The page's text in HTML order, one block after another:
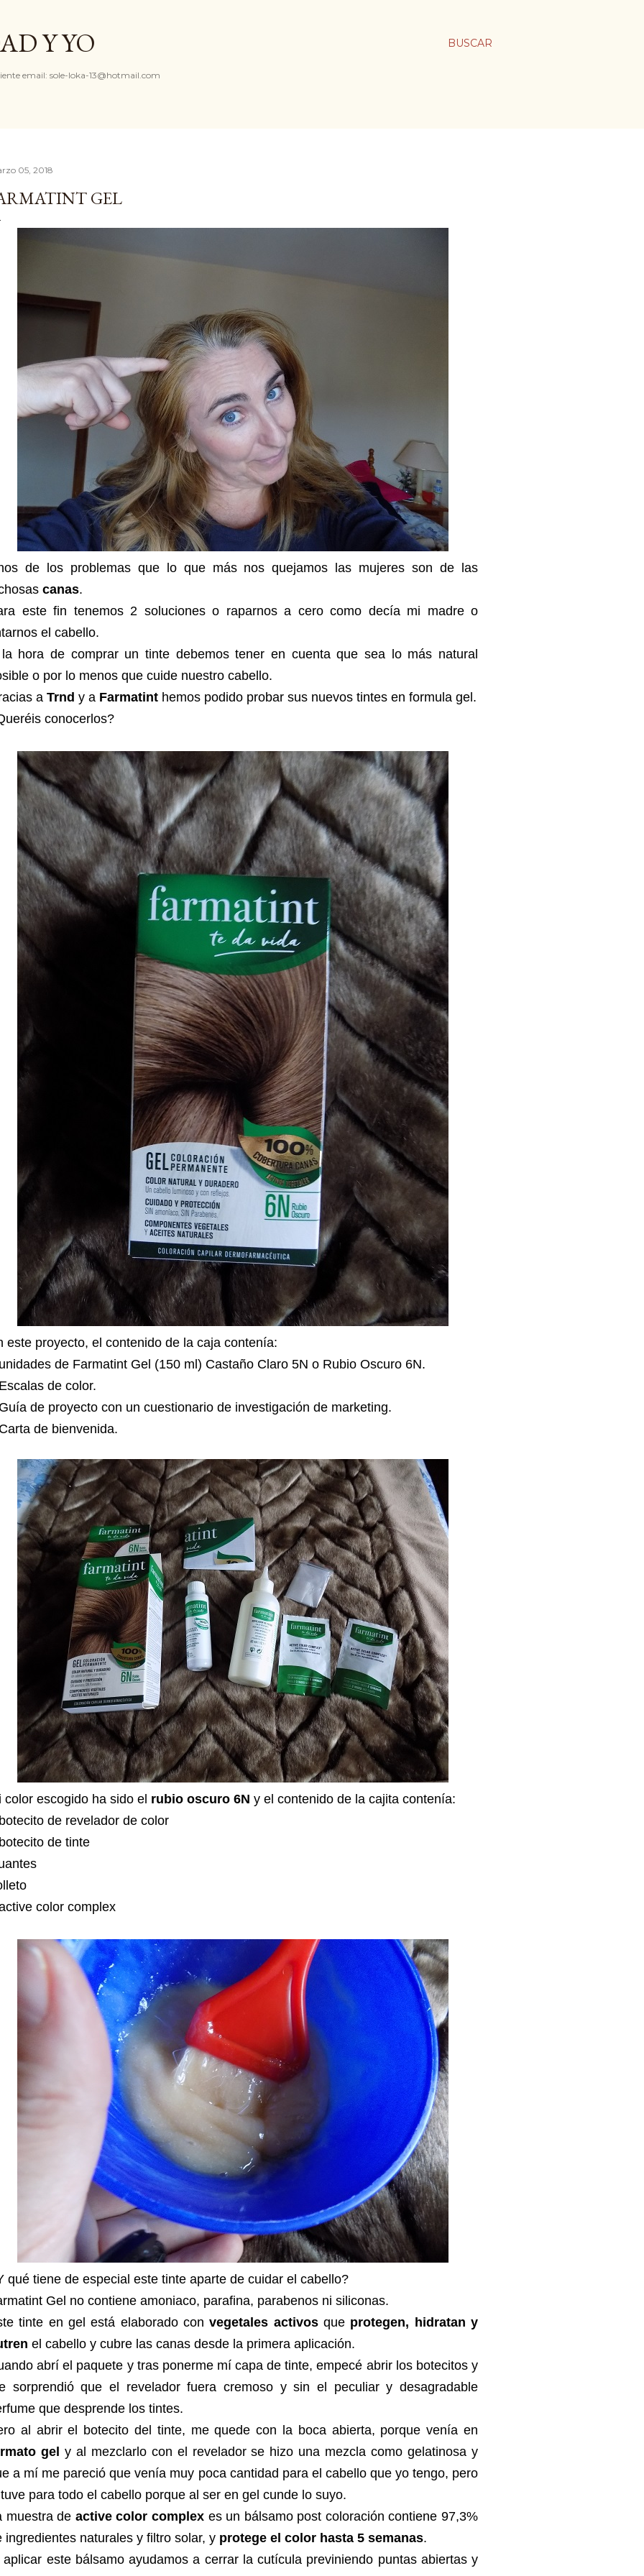
BUSCAR
Y YO
email: sole-loka-13@hotmail.com
05, 2018
GEL
de los problemas que lo que más nos quejamos las mujeres son de las
canas.
este fin tenemos 2 soluciones o raparnos a cero como decía mi madre o
el cabello.
hora de comprar un tinte debemos tener en cuenta que sea lo más natural
o por lo menos que cuide nuestro cabello.
a Trnd y a Farmatint hemos podido probar sus nuevos tintes en formula gel.
conocerlos?
este proyecto, el contenido de la caja contenía:
de Farmatint Gel (150 ml) Castaño Claro 5N o Rubio Oscuro 6N.
de color.
de proyecto con un cuestionario de investigación de marketing.
de bienvenida.
color escogido ha sido el rubio oscuro 6N y el contenido de la cajita contenía:
de revelador de color
de tinte
color complex
qué tiene de especial este tinte aparte de cuidar el cabello?
Gel no contiene amoniaco, parafina, parabenos ni siliconas.
tinte en gel está elaborado convegetales activosque protegen, hidratan y
el cabello y cubre las canas desde la primera aplicación.
abrí el paquete y tras ponerme mí capa de tinte, empecé abrir los botecitos y
sorprendió que el revelador fuera cremoso y sin el peculiar y desagradable
que desprende los tintes.
al abrir el botecito del tinte, me quede con la boca abierta, porque venía en
gel y al mezclarlo con el revelador se hizo una mezcla como gelatinosa y
a mí me pareció que venía muy poca cantidad para el cabello que yo tengo, pero
para todo el cabello porque al ser en gel cunde lo suyo.
muestra de active color complexes un bálsamo post coloración contiene 97,3%
ingredientes naturales y filtro solar, y protege el color hasta 5 semanas.
aplicar este bálsamo ayudamos a cerrar la cutícula previniendo puntas abiertas y